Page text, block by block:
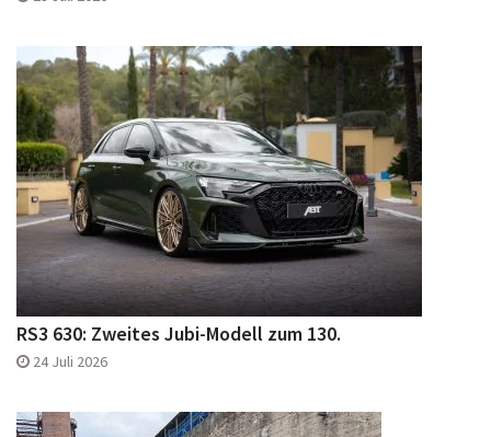
RS3 630: Zweites Jubi-Modell zum 130.
24 Juli 2026